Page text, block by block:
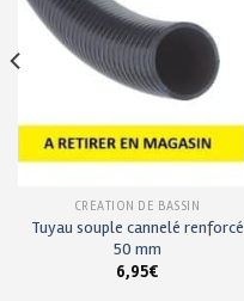
CRÉATION DE BASSIN
Tuyau souple cannelé renforcé
50 mm
6,95€